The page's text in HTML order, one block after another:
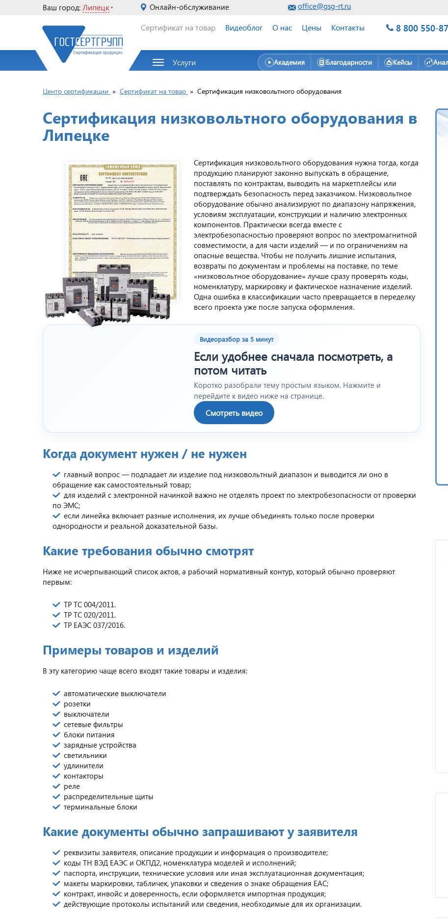
Ваш город: Липецк Онлайн-обслуживание office@gsg-rt.ru
Сертификат на товар Видеоблог О нас Цены Контакты 8 800 550-
Услуги Академия Благодарности Кейсы
Центр сертификации » Сертификат на товар » Сертификация низковольтного оборудования
Сертификация низковольтного оборудования в
Липецке
Сертификация низковольтного оборудования нужна тогда, когда
продукцию планируют законно выпускать в обращение,
поставлять по контрактам, выводить на маркетплейсы или
подтверждать безопасность перед заказчиком. Низковольтное
оборудование обычно анализируют по диапазону напряжения,
условиям эксплуатации, конструкции и наличию электронных
компонентов. Практически всегда вместе с
электробезопасностью проверяют вопрос по электромагнитной
совместимости, а для части изделий — и по ограничениям на
опасные вещества. Чтобы не получить лишние испытания,
возвраты по документам и проблемы на поставке, по теме
«низковольтное оборудование» лучше сразу проверять коды,
номенклатуру, маркировку и фактическое назначение изделий.
Одна ошибка в классификации часто превращается в переделку
всего проекта уже после запуска оформления.
Видеоразбор за 5 минут
Если удобнее сначала посмотреть, а
потом читать
Коротко разобрали тему простым языком. Нажмите и
перейдите к видео ниже на странице.
Смотреть видео
Когда документ нужен / не нужен
главный вопрос — подпадает ли изделие под низковольтный диапазон и выводится ли оно в
обращение как самостоятельный товар;
для изделий с электронной начинкой важно не отделять проект по электробезопасности от проверки
по ЭМС;
если линейка включает разные исполнения, их лучше объединять только после проверки
однородности и реальной доказательной базы.
Какие требования обычно смотрят
Ниже не исчерпывающий список актов, а рабочий нормативный контур, который обычно проверяют
первым:
ТР ТС 004/2011.
ТР ТС 020/2011.
ТР ЕАЭС 037/2016.
Примеры товаров и изделий
В эту категорию чаще всего входят такие товары и изделия:
автоматические выключатели
розетки
выключатели
сетевые фильтры
блоки питания
зарядные устройства
светильники
удлинители
контакторы
реле
распределительные щиты
терминальные блоки
Какие документы обычно запрашивают у заявителя
реквизиты заявителя, описание продукции и информация о производителе;
коды ТН ВЭД ЕАЭС и ОКПД2, номенклатура моделей и исполнений;
паспорта, инструкции, технические условия или иная эксплуатационная документация;
макеты маркировки, табличек, упаковки и сведения о знаке обращения EAC;
контракт, инвойс и доверенность, если оформляется импортная продукция;
действующие протоколы испытаний или сведения, необходимые для их организации.